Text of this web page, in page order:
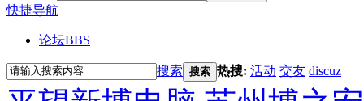
快捷导航
论坛BBS
搜索 搜索 热搜: 活动 交友 discuz